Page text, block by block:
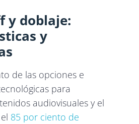
y doblaje:
y
de las opciones e
para
audiovisuales y el
85 por ciento de